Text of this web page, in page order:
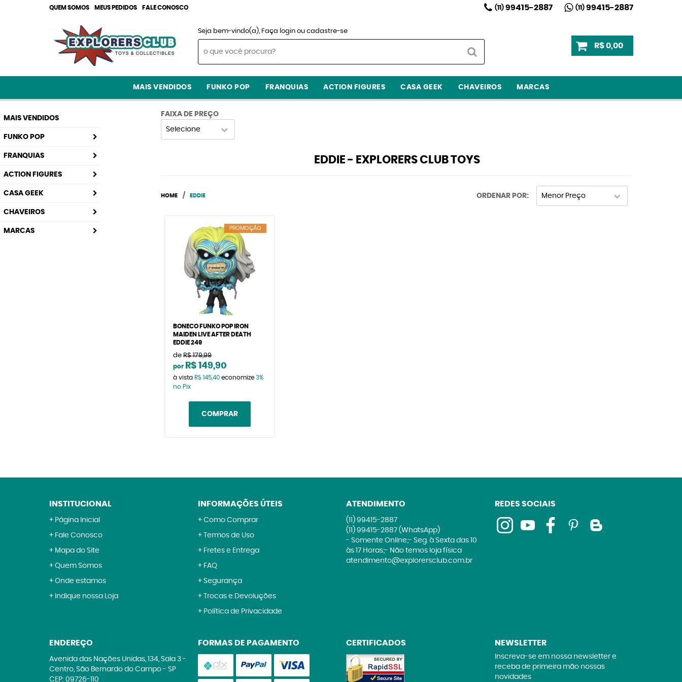
QUEM SOMOS MEUS PEDIDOS FALE CONOSCO (11)99415-2887 (11)99415-2887
Seja bem-vindo(a), Faça login ou cadastre-se
R$ 0,00
MAIS VENDIDOS FUNKO POP FRANQUIAS ACTION FIGURES CASA GEEK CHAVEIROS MARCAS
MAIS VENDIDOS
FUNKO POP
FRANQUIAS
ACTION FIGURES
CASA GEEK
CHAVEIROS
MARCAS
FAIXA DE PREÇO
Selecione
EDDIE - EXPLORERS CLUB TOYS
HOME EDDIE ORDENAR POR Menor Preço
PROMOÇÃO
BONECO FUNKO POP IRON
MAIDEN LIVE AFTER DEATH
EDDIE 249
de R$ 179,99
por R$ 149,90
à vista R$ 145,40 economize3%
no Pix
COMPRAR
INSTITUCIONAL
Página Inicial
Fale Conosco
Mapa do Site
Quem Somos
Onde estamos
Indique nossa Loja
INFORMAÇÕES ÚTEIS
Como Comprar
Termos de Uso
Fretes e Entrega
FAQ
Segurança
Trocas e Devoluções
Política de Privacidade
ATENDIMENTO
(11) 99415-2887
(11) 99415-2887 (WhatsApp)
- Somente Online;- Seg. à Sexta das 10
às 17 Horas;- Não temos loja física
atendimento@explorersclub.com.br
REDES SOCIAIS
ENDEREÇO
Avenida das Nações Unidas, 134, Sala 3-
Centro, São Bernardo do Campo- SP
CEP: 09726-110
FORMAS DE PAGAMENTO CERTIFICADOS NEWSLETTER
Inscreva-se em nossa newsletter e
receba de primeira mão nossas
novidades